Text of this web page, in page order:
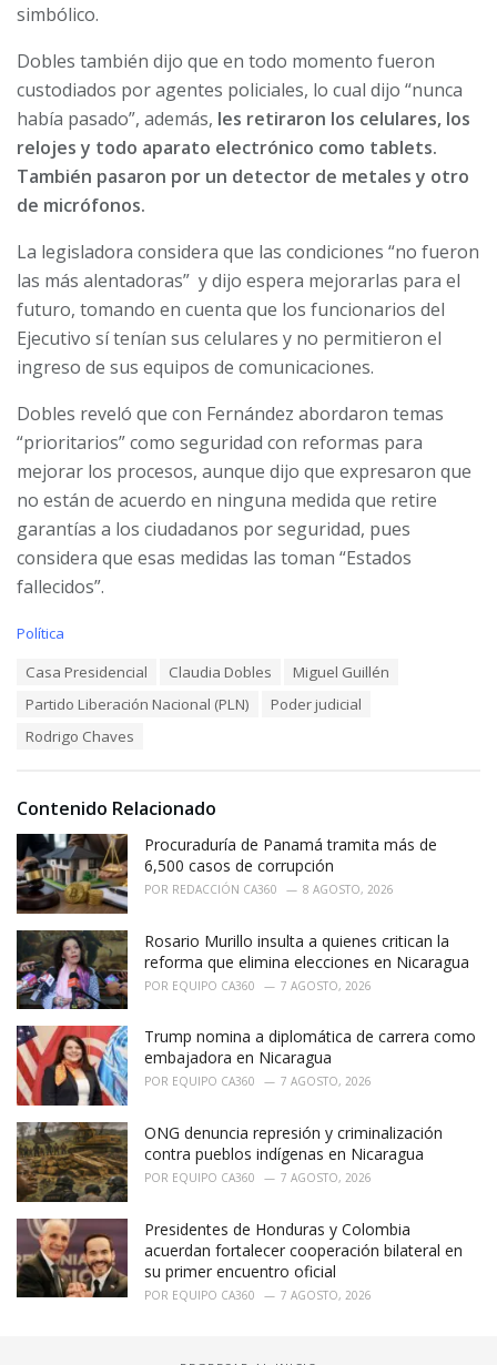
simbólico.
Dobles también dijo que en todo momento fueron
custodiados por agentes policiales, lo cual dijo “nunca
había pasado”, además, les retiraron los celulares, los
relojes y todo aparato electrónico como tablets.
También pasaron por un detector de metales y otro
de micrófonos.
La legisladora considera que las condiciones “no fueron
las más alentadoras” y dijo espera mejorarlas para el
futuro, tomando en cuenta que los funcionarios del
Ejecutivo sí tenían sus celulares y no permitieron el
ingreso de sus equipos de comunicaciones.
Dobles reveló que con Fernández abordaron temas
“prioritarios” como seguridad con reformas para
mejorar los procesos, aunque dijo que expresaron que
no están de acuerdo en ninguna medida que retire
garantías a los ciudadanos por seguridad, pues
considera que esas medidas las toman “Estados
fallecidos”.
C
s
:
Política
Casa Presidencial Claudia Dobles
Miguel Guillén
Partido Liberación Nacional (PLN)
Poder judicial
Rodrigo Chaves
Contenido Relacionado
Procuraduría de Panamá tramita más de
6,500 casos de corrupción
POR REDACCIÓN CA360 8 AGOSTO, 2026
Rosario Murillo insulta a quienes critican la
reforma que elimina elecciones en Nicaragua
POR EQUIPO CA360 7 AGOSTO, 2026
Trump nomina a diplomática de carrera como
embajadora en Nicaragua
POR EQUIPO CA360 7 AGOSTO, 2026
ONG denuncia represión y criminalización
contra pueblos indígenas en Nicaragua
POR EQUIPO CA360 7 AGOSTO, 2026
Presidentes de Honduras y Colombia
acuerdan fortalecer cooperación bilateral en
su primer encuentro oficial
POR EQUIPO CA360 7 AGOSTO, 2026